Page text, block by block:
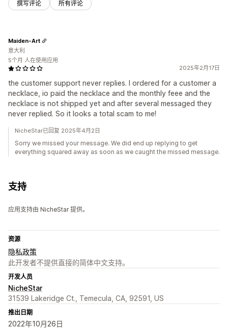
撰写评论 所有评论
2025年2月17日
the customer support never replies. I ordered for a customer a
necklace, io paid the necklace and the monthly feee and the
necklace is not shipped yet and after several messaged they
never replied. So it looks a total scam to me!
Maiden-Art
意大利
5个月 人在使用应用
NicheStar已回复 2025年4月2日
Sorry we missed your message. We did end up replying to get
everything squared away as soon as we caught the missed message.
支持
应用支持由 NicheStar 提供。
资源
隐私政策
此开发者不提供直接的简体中文支持。
开发人员
NicheStar
31539 Lakeridge Ct., Temecula, CA, 92591, US
推出日期
2022年10月26日